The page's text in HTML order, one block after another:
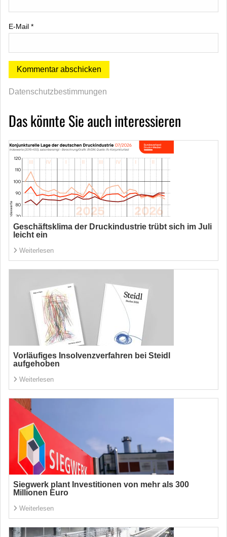
E-Mail *
Datenschutzbestimmungen
Das könnte Sie auch interessieren
Geschäftsklima der Druckindustrie trübt sich im Juli
leicht ein
Weiterlesen
Vorläufiges Insolvenzverfahren bei Steidl
aufgehoben
Weiterlesen
Siegwerk plant Investitionen von mehr als 300
Millionen Euro
Weiterlesen